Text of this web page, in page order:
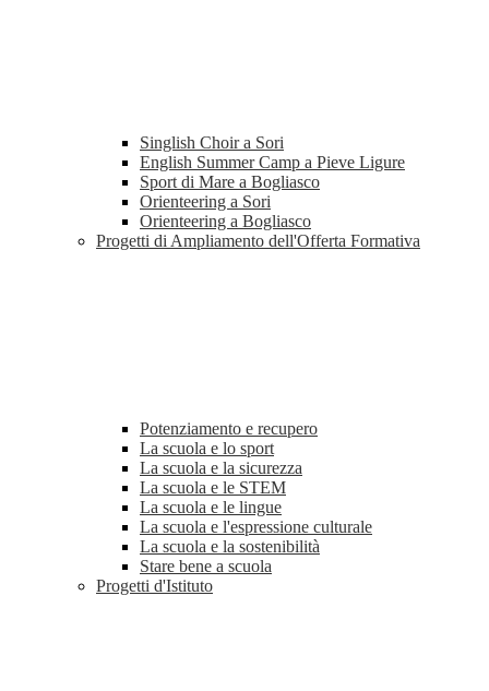
Singlish Choir a Sori
English Summer Camp a Pieve Ligure
Sport di Mare a Bogliasco
Orienteering a Sori
Orienteering a Bogliasco
Progetti di Ampliamento dell'Offerta Formativa
Potenziamento e recupero
La scuola e lo sport
La scuola e la sicurezza
La scuola e le STEM
La scuola e le lingue
La scuola e l'espressione culturale
La scuola e la sostenibilità
Stare bene a scuola
Progetti d'Istituto